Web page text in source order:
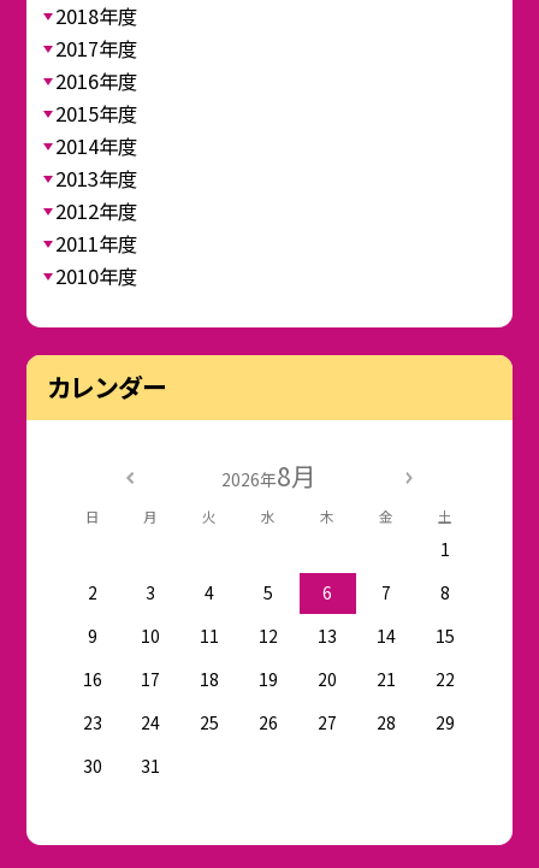
2018年度
2017年度
2016年度
2015年度
2014年度
2013年度
2012年度
2011年度
2010年度
カレンダー
2026年8月
日 月 火 水 木 金 土
1
2
3 4 5 6 7
8
9
10 11 12 13 14
15
16
17 18 19 20 21
22
23
24 25 26 27 28
29
30
31